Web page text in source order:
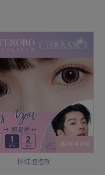
滿3件享折扣
粉紅泡泡款